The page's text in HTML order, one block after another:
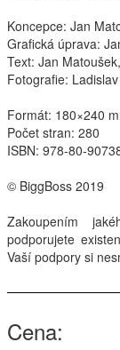
Koncepce: Jan
Grafická úprava:
Text: Jan
Fotografie:
Formát: 180×240
Počet stran: 280
ISBN: 978-80-
© BiggBoss 2019
Zakoupením
podporujete
Vaší podpory si
Cena